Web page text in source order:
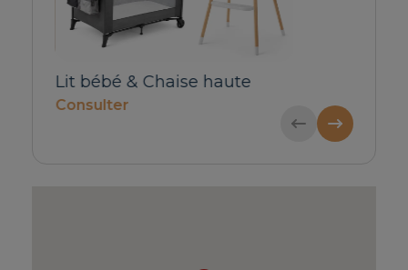
Transfert privé d´entrée
pour 1-4 personnes
pour 5-6
70€ /